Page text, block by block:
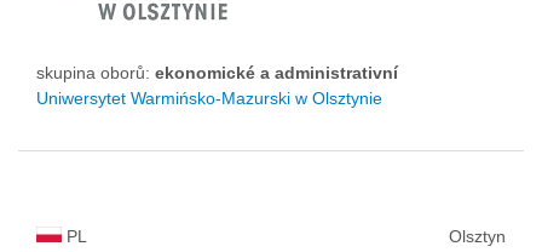
skupina oborů: ekonomické a administrativní
Uniwersytet Warmińsko-Mazurski w Olsztynie
PL Olsztyn